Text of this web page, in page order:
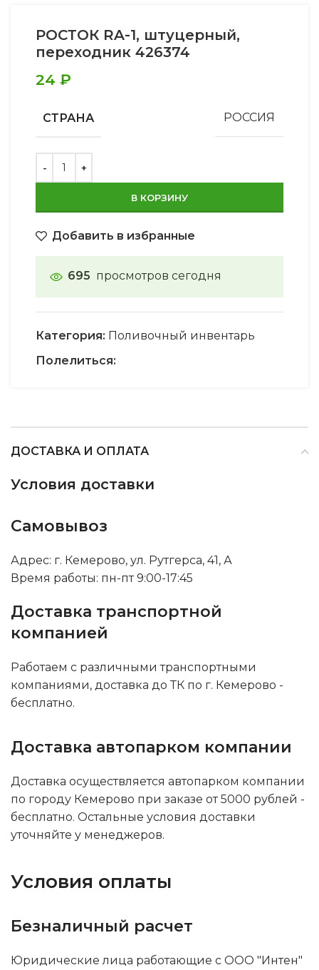
РОСТОК RA-1, штуцерный,
переходник 426374
24 ₽
СТРАНА РОССИЯ
В КОРЗИНУ
Добавить в избранные
695 просмотров сегодня
Категория: Поливочный инвентарь
Полелиться:
ДОСТАВКА И ОПЛАТА
Условия доставки
Самовывоз
Адрес: г. Кемерово, ул. Рутгерса, 41, А
Время работы: пн-пт 9:00-17:45
Доставка транспортной
компанией
Работаем с различными транспортными
компаниями, доставка до ТК по г. Кемерово -
бесплатно.
Доставка автопарком компании
Доставка осуществляется автопарком компании
по городу Кемерово при заказе от 5000 рублей -
бесплатно. Остальные условия доставки
уточняйте у менеджеров.
Условия оплаты
Безналичный расчет
Юридические лица работающие с ООО "Интен"